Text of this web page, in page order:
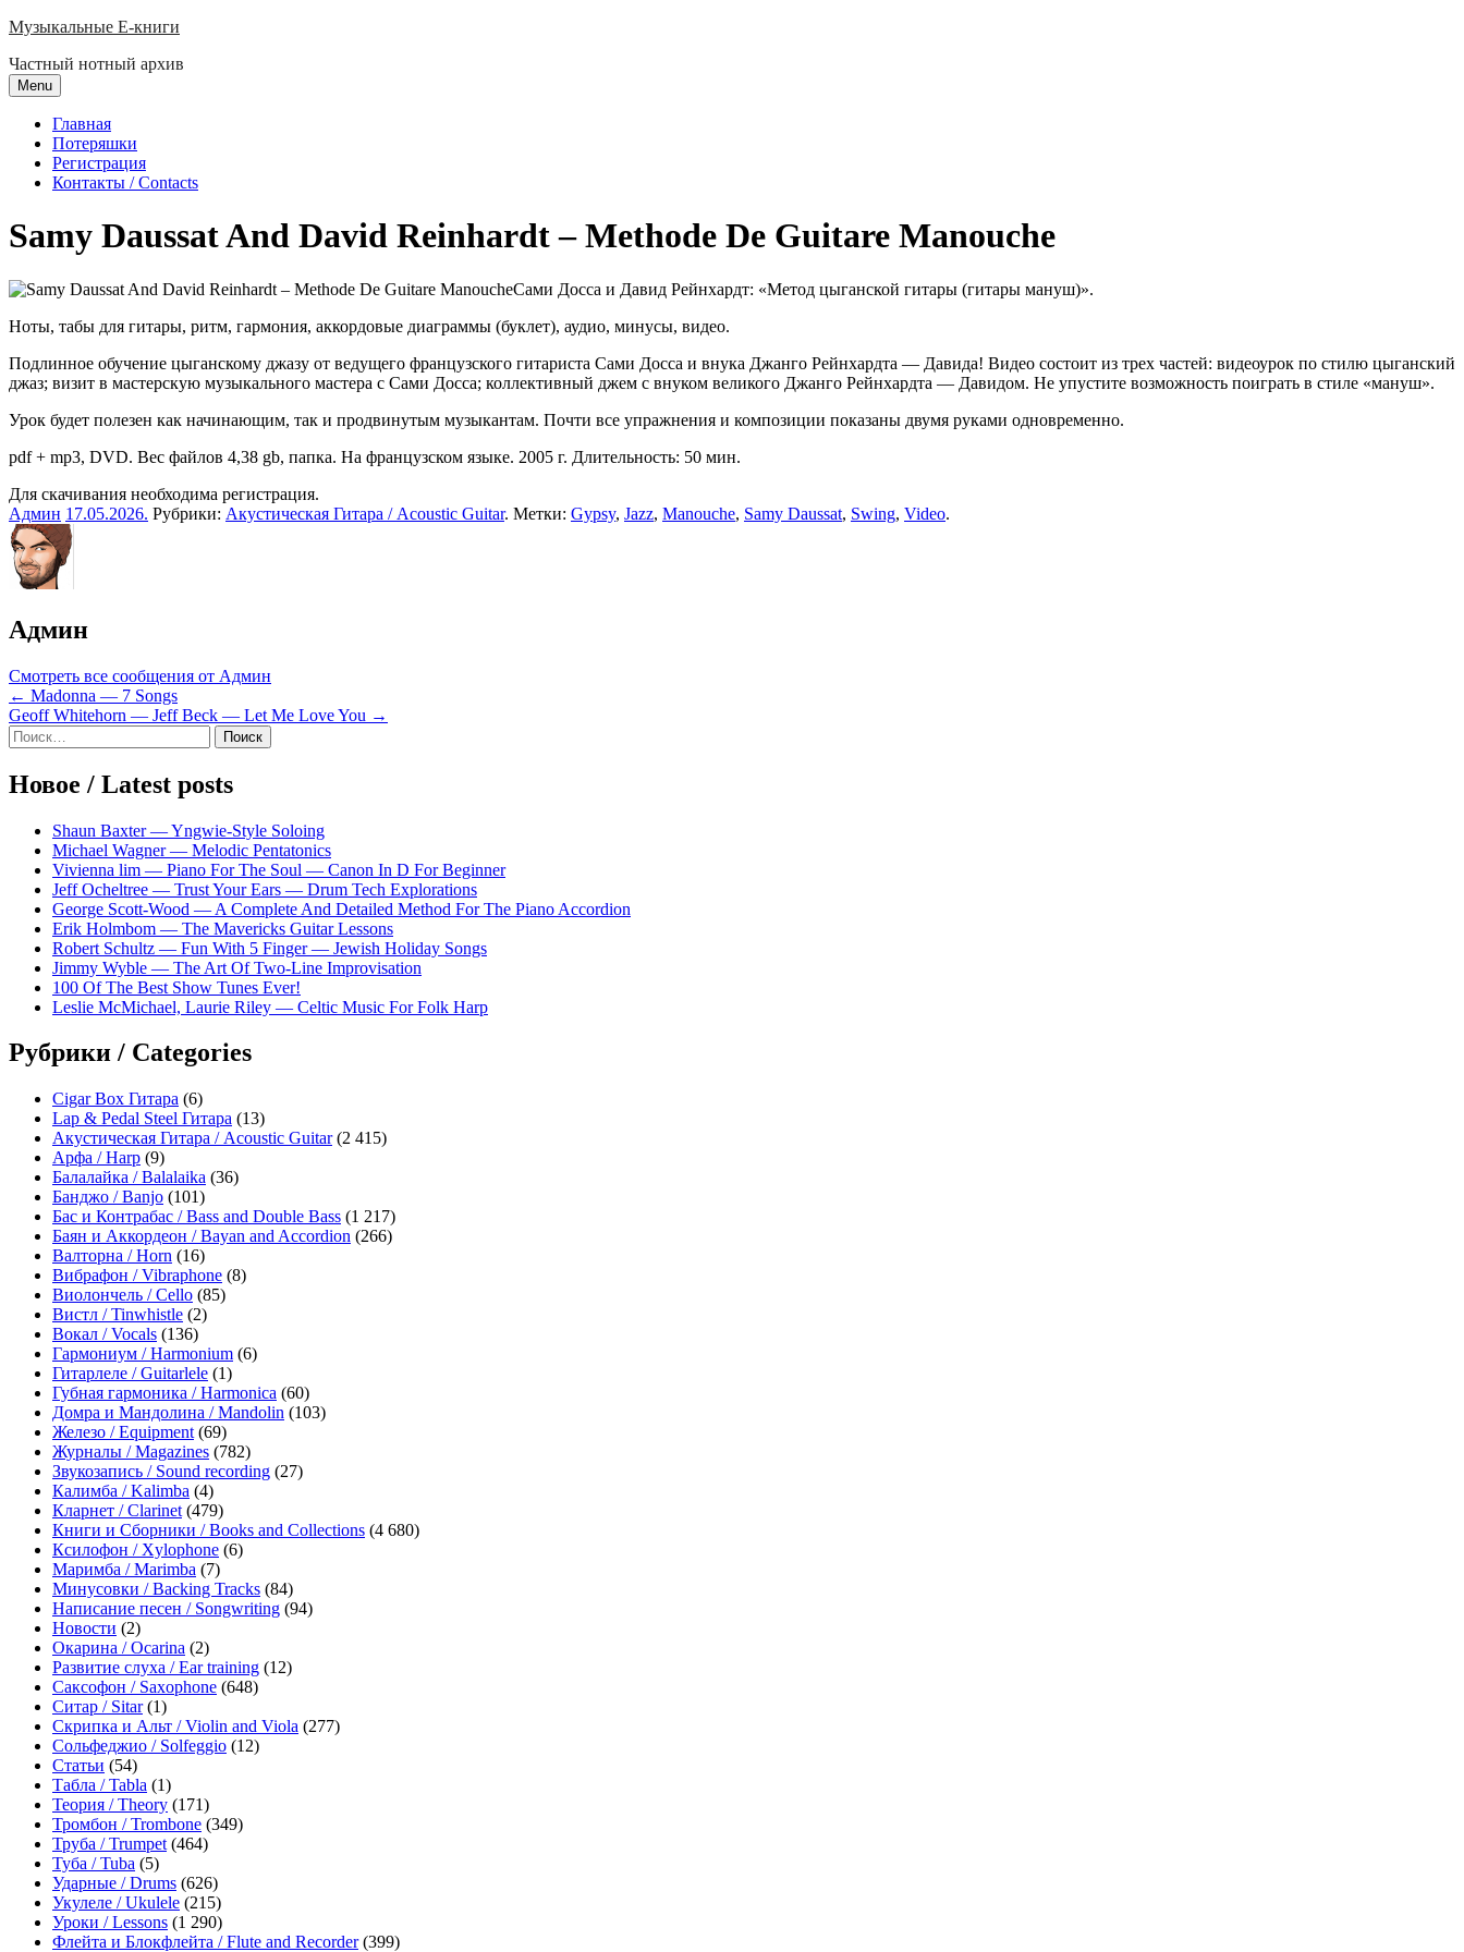
Skip
content
Музыкальные E-книги
Частный нотный архив
Menu
Главная
Потеряшки
Регистрация
Контакты / Contacts
Samy Daussat And David Reinhardt – Methode De Guitare Manouche
Сами Досса и Давид Рейнхардт: «Метод цыганской гитары (гитары мануш)».
Ноты, табы для гитары, ритм, гармония, аккордовые диаграммы (буклет), аудио, минусы, видео.
Подлинное обучение цыганскому джазу от ведущего французского гитариста Сами Досса и внука Джанго Рейнхардта — Давида! Видео состоит из трех частей: видеоурок по стилю цыганский
джаз; визит в мастерскую музыкального мастера с Сами Досса; коллективный джем с внуком великого Джанго Рейнхардта — Давидом. Не упустите возможность поиграть в стиле «мануш».
Урок будет полезен как начинающим, так и продвинутым музыкантам. Почти все упражнения и композиции показаны двумя руками одновременно.
pdf + mp3, DVD. Вес файлов 4,38 gb, папка. На французском языке. 2005 г. Длительность: 50 мин.
Для скачивания необходима регистрация.
Админ 17.05.2026. Рубрики: Акустическая Гитара / Acoustic Guitar. Метки: Gypsy, Jazz, Manouche, Samy Daussat, Swing, Video.
Админ
Смотреть все сообщения от Админ
Навигация
по
записям
← Madonna — 7 Songs
Geoff Whitehorn — Jeff Beck — Let Me Love You →
Sidebar
Найти:
Новое / Latest posts
Shaun Baxter — Yngwie-Style Soloing
Michael Wagner — Melodic Pentatonics
Vivienna lim — Piano For The Soul — Canon In D For Beginner
Jeff Ocheltree — Trust Your Ears — Drum Tech Explorations
George Scott-Wood — A Complete And Detailed Method For The Piano Accordion
Erik Holmbom — The Mavericks Guitar Lessons
Robert Schultz — Fun With 5 Finger — Jewish Holiday Songs
Jimmy Wyble — The Art Of Two-Line Improvisation
100 Of The Best Show Tunes Ever!
Leslie McMichael, Laurie Riley — Celtic Music For Folk Harp
Рубрики / Categories
Cigar Box Гитара (6)
Lap & Pedal Steel Гитара (13)
Акустическая Гитара / Acoustic Guitar(2 415)
Арфа / Harp (9)
Балалайка / Balalaika (36)
Банджо / Banjo (101)
Бас и Контрабас / Bass and Double Bass (1 217)
Баян и Аккордеон / Bayan and Accordion (266)
Валторна / Horn (16)
Вибрафон / Vibraphone (8)
Виолончель / Cello (85)
Вистл / Tinwhistle (2)
Вокал / Vocals (136)
Гармониум / Harmonium (6)
Гитарлеле / Guitarlele (1)
Губная гармоника / Harmonica (60)
Домра и Мандолина / Mandolin (103)
Железо / Equipment (69)
Журналы / Magazines (782)
Звукозапись / Sound recording (27)
Калимба / Kalimba (4)
Кларнет / Clarinet (479)
Книги и Сборники / Books and Collections (4 680)
Ксилофон / Xylophone (6)
Маримба / Marimba (7)
Минусовки / Backing Tracks (84)
Написание песен / Songwriting (94)
Новости (2)
Окарина / Ocarina (2)
Развитие слуха / Ear training (12)
Саксофон / Saxophone (648)
Ситар / Sitar(1)
Скрипка и Альт / Violin and Viola (277)
Сольфеджио / Solfeggio (12)
Статьи (54)
Табла / Tabla (1)
Теория / Theory (171)
Тромбон / Trombone (349)
Труба / Trumpet (464)
Туба / Tuba (5)
Ударные / Drums (626)
Укулеле / Ukulele (215)
Уроки / Lessons (1 290)
Флейта и Блокфлейта / Flute and Recorder(399)